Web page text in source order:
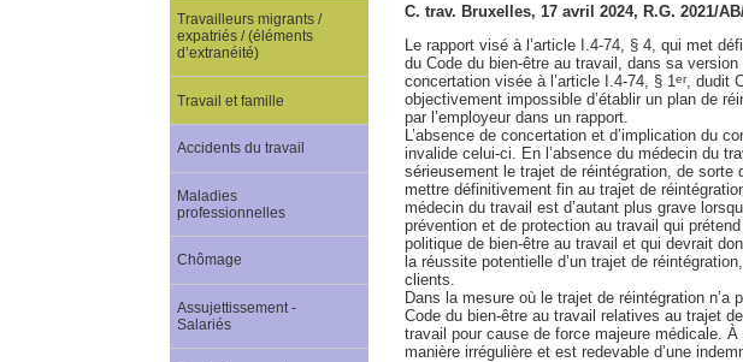
C. trav. Bruxelles, 17 avril 2024, R.G. 2021/
Le rapport visé à l’article I.4-74, § 4, qui met
du Code du bien-être au travail, dans sa
concertation visée à l’article I.4-74, § 1 er, dudit
objectivement impossible d’établir un plan de
par l’employeur dans un rapport.
L’absence de concertation et d’implication du
invalide celui-ci. En l’absence du médecin du
sérieusement le trajet de réintégration, de sorte
mettre définitivement fin au trajet de
médecin du travail est d’autant plus grave
prévention et de protection au travail qui
politique de bien-être au travail et qui devrait
la réussite potentielle d’un trajet de
clients.
Dans la mesure où le trajet de réintégration
Code du bien-être au travail relatives au trajet
travail pour cause de force majeure médicale.
manière irrégulière et est redevable d’une
Travailleurs migrants /
expatriés / (éléments
d’extranéité)
Travail et famille
Accidents du travail
Maladies
professionnelles
Chômage
Assujettissement -
Salariés